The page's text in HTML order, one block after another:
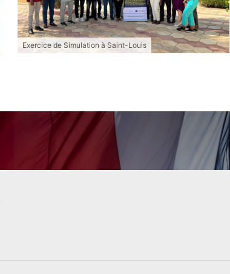
Exercice de Simulation à Saint-Louis